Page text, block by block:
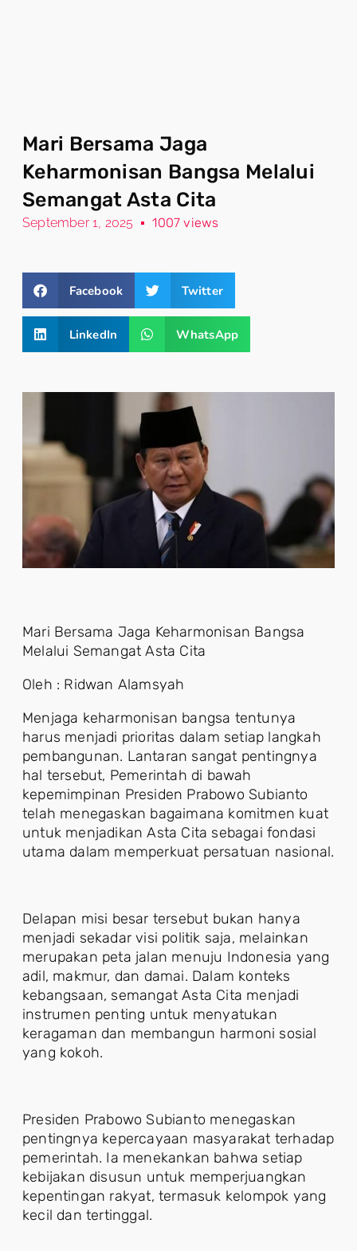
Mari Bersama Jaga
Keharmonisan Bangsa Melalui
Semangat Asta Cita
September 1, 2025 1007 views
Facebook Twitter
LinkedIn WhatsApp
Mari Bersama Jaga Keharmonisan Bangsa
Melalui Semangat Asta Cita
Oleh : Ridwan Alamsyah
Menjaga keharmonisan bangsa tentunya
harus menjadi prioritas dalam setiap langkah
pembangunan. Lantaran sangat pentingnya
hal tersebut, Pemerintah di bawah
kepemimpinan Presiden Prabowo Subianto
telah menegaskan bagaimana komitmen kuat
untuk menjadikan Asta Cita sebagai fondasi
utama dalam memperkuat persatuan nasional.
Delapan misi besar tersebut bukan hanya
menjadi sekadar visi politik saja, melainkan
merupakan peta jalan menuju Indonesia yang
adil, makmur, dan damai. Dalam konteks
kebangsaan, semangat Asta Cita menjadi
instrumen penting untuk menyatukan
keragaman dan membangun harmoni sosial
yang kokoh.
Presiden Prabowo Subianto menegaskan
pentingnya kepercayaan masyarakat terhadap
pemerintah. Ia menekankan bahwa setiap
kebijakan disusun untuk memperjuangkan
kepentingan rakyat, termasuk kelompok yang
kecil dan tertinggal.